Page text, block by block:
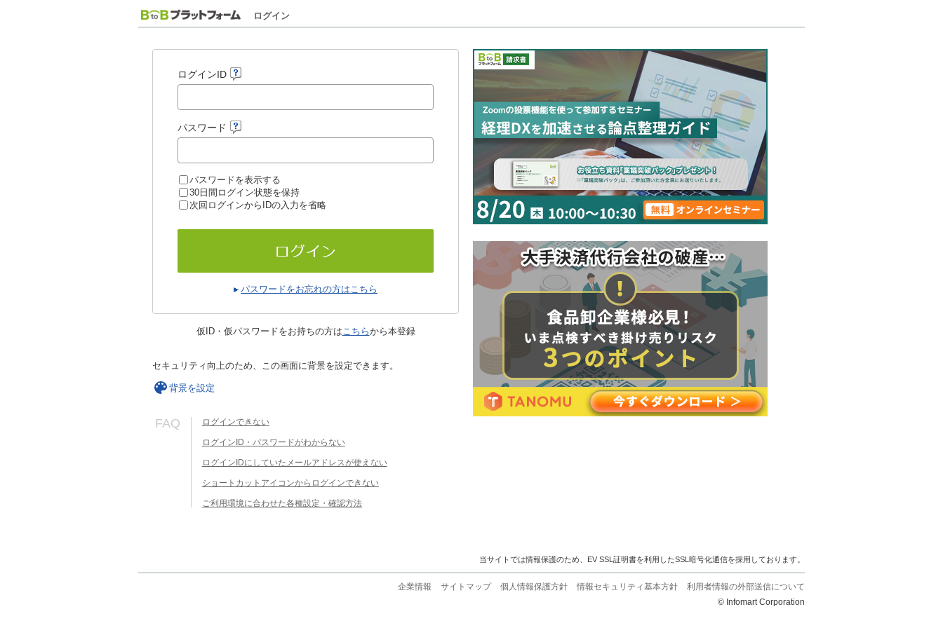
ログイン
ログインID
パスワード
パスワードを表示する
30日間ログイン状態を保持
次回ログインからIDの入力を省略
パスワードをお忘れの方はこちら
仮ID・仮パスワードをお持ちの方はこちらから本登録
セキュリティ向上のため、この画面に背景を設定できます。
背景を設定
FAQ ログインできない
ログインID・パスワードがわからない
ログインIDにしていたメールアドレスが使えない
ショートカットアイコンからログインできない
ご利用環境に合わせた各種設定・確認方法
当サイトでは情報保護のため、EV SSL証明書を利用したSSL暗号化通信を採用しております。
企業情報 サイトマップ 個人情報保護方針 情報セキュリティ基本方針
利用者情報の外部送信について
© Infomart Corporation